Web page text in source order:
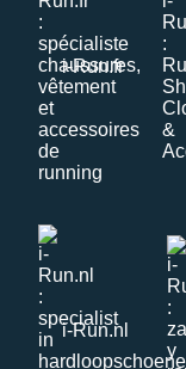
i-Run.fr
i-Run.nl